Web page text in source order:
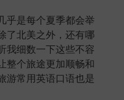
乎是每个夏季都会举
了北美之外，还有哪
我细数一下这些不容
整个旅途更加顺畅和
游常用英语口语也是